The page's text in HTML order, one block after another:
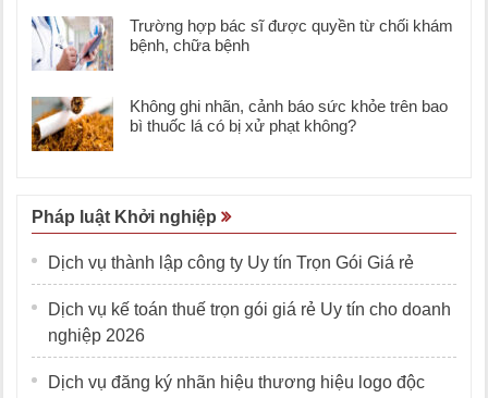
Trường hợp bác sĩ được quyền từ chối khám
bệnh, chữa bệnh
Không ghi nhãn, cảnh báo sức khỏe trên bao
bì thuốc lá có bị xử phạt không?
Pháp luật Khởi nghiệp
Dịch vụ thành lập công ty Uy tín Trọn Gói Giá rẻ
Dịch vụ kế toán thuế trọn gói giá rẻ Uy tín cho doanh
nghiệp 2026
Dịch vụ đăng ký nhãn hiệu thương hiệu logo độc